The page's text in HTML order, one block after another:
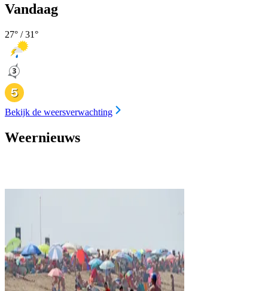
Vandaag
27° /31°
Bekijk de weersverwachting
Weernieuws